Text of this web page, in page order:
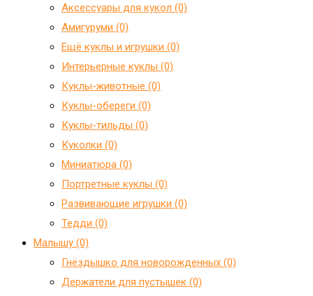
Аксессуары для кукол (0)
Амигуруми (0)
Ещё куклы и игрушки (0)
Интерьерные куклы (0)
Куклы-животные (0)
Куклы-обереги (0)
Куклы-тильды (0)
Куколки (0)
Миниатюра (0)
Портретные куклы (0)
Развивающие игрушки (0)
Тедди (0)
Малышу (0)
Гнёздышко для новорожденных (0)
Держатели для пустышек (0)